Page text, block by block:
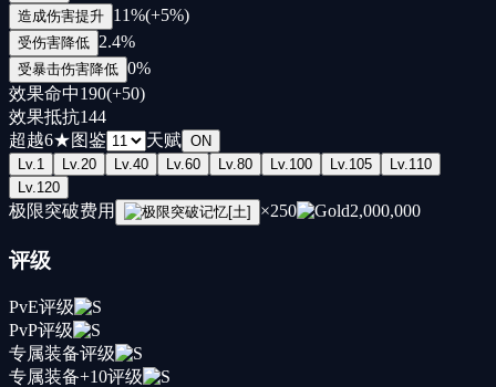
造成伤害提升 11%(+5%)
受伤害降低 2.4%
受暴击伤害降低 0%
效果命中190(+50)
效果抵抗144
超越6★图鉴 天赋 ON
Lv.1 Lv.20 Lv.40 Lv.60 Lv.80 Lv.100 Lv.105 Lv.110
Lv.120
极限突破费用 ×250 2,000,000
评级
PvE评级
PvP评级
专属装备评级
专属装备+10评级